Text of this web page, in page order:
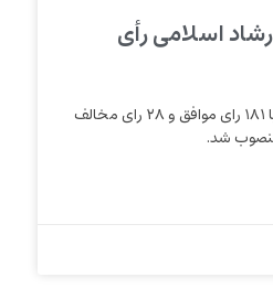
اسلامی رأی
محمد مهدی اسماعیلی با ۱۸۱ رای موافق و ۲۸ رای مخالف
شد.